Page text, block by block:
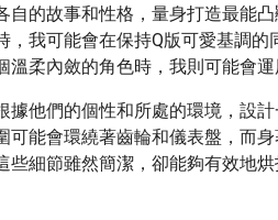
自的故事和性格，量身打造最能
，我可能會在保持Q版可愛基調
柔內斂的角色時，我則可能會運
他們的個性和所處的環境，設
可能會環繞著齒輪和儀表盤，而
些細節雖然簡潔，卻能夠有效地